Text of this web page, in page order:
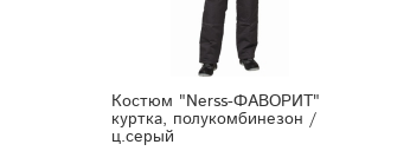
Костюм "Nerss-ФАВОРИТ"
куртка, полукомбинезон /
ц.серый